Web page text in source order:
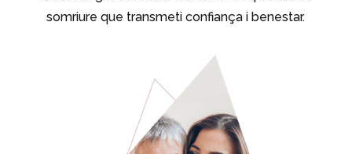
somriure que transmeti confiança i benestar.